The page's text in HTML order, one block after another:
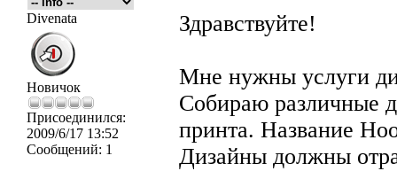
Divenata
Новичок
Присоединился:
2009/6/17 13:52
Сообщений: 1
Здравствуйте!
Мне нужны услуги
Собираю различные
принта. Название
Дизайны должны